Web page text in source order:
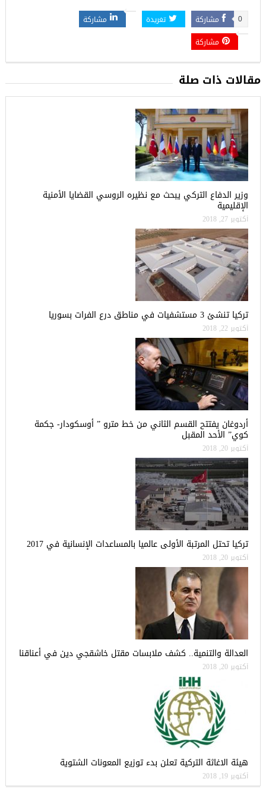
مشاركة 0 تغريدة
مشاركة
مشاركة
مقالات ذات صلة
وزير الدفاع التركي يبحث مع نظيره الروسي القضايا الأمنية
الإقليمية
أكتوبر 27, 2018
تركيا تنشئ 3 مستشفيات في مناطق درع الفرات بسوريا
أكتوبر 22, 2018
أردوغان يفتتح القسم الثاني من خط مترو ” أوسكودار- جكمة
كوي” الأحد المقبل
أكتوبر 20, 2018
تركيا تحتل المرتبة الأولى عالميا بالمساعدات الإنسانية في 2017
أكتوبر 20, 2018
العدالة والتنمية.. كشف ملابسات مقتل خاشقجي دين في أعناقنا
أكتوبر 20, 2018
هيئة الاغاثة التركية تعلن بدء توزيع المعونات الشتوية
أكتوبر 19, 2018